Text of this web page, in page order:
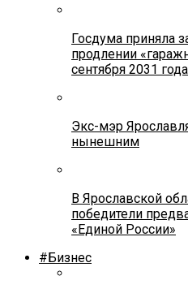
Госдума приняла
продлении
сентября 2031 года
Экс-мэр
нынешним
В Ярославской
победители
«Единой России»
#Бизнес